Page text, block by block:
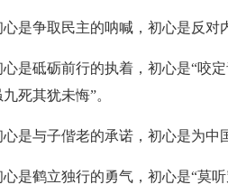
心是争取民主的呐喊，初心是反对
心是砥砺前行的执着，初心是“咬
死其犹未悔”。
心是与子偕老的承诺，初心是为中
心是鹤立独行的勇气，初心是“莫